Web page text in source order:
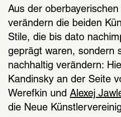
Aus der
verändern die beiden
Stile, die bis dato
geprägt waren, sondern
nachhaltig verändern:
Kandinsky an der Seite
Werefkin und Alexej
die Neue